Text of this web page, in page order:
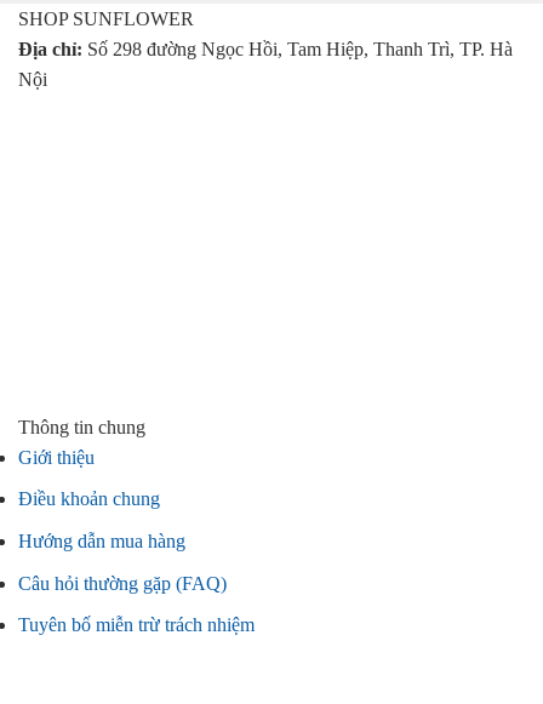
SHOP SUNFLOWER
Địa chỉ: Số 298 đường Ngọc Hồi, Tam Hiệp, Thanh Trì, TP. Hà
Nội
Thông tin chung
Giới thiệu
Điều khoản chung
Hướng dẫn mua hàng
Câu hỏi thường gặp (FAQ)
Tuyên bố miễn trừ trách nhiệm